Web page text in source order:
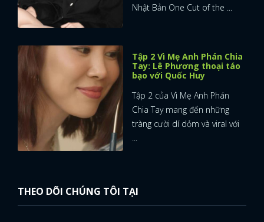
Nhật Bản One Cut of the ...
Tập 2 Vì Mẹ Anh Phán Chia
Tay: Lê Phương thoại táo
bạo với Quốc Huy
Tập 2 của Vì Mẹ Anh Phán
Chia Tay mang đến những
tràng cười dí dỏm và viral với
...
THEO DÕI CHÚNG TÔI TẠI